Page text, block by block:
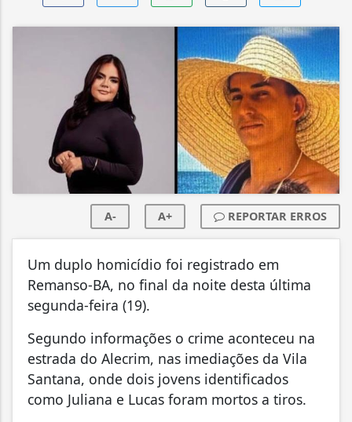
A- A+ REPORTAR ERROS
Um duplo homicídio foi registrado em
Remanso-BA, no final da noite desta última
segunda-feira (19).
Segundo informações o crime aconteceu na
estrada do Alecrim, nas imediações da Vila
Santana, onde dois jovens identificados
como Juliana e Lucas foram mortos a tiros.